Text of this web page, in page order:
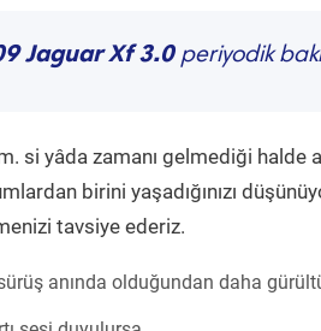
Jaguar Xf 3.0periyodik
si yâda zamanı gelmediği halde
birini yaşadığınızı
tavsiye ederiz.
anında olduğundan daha